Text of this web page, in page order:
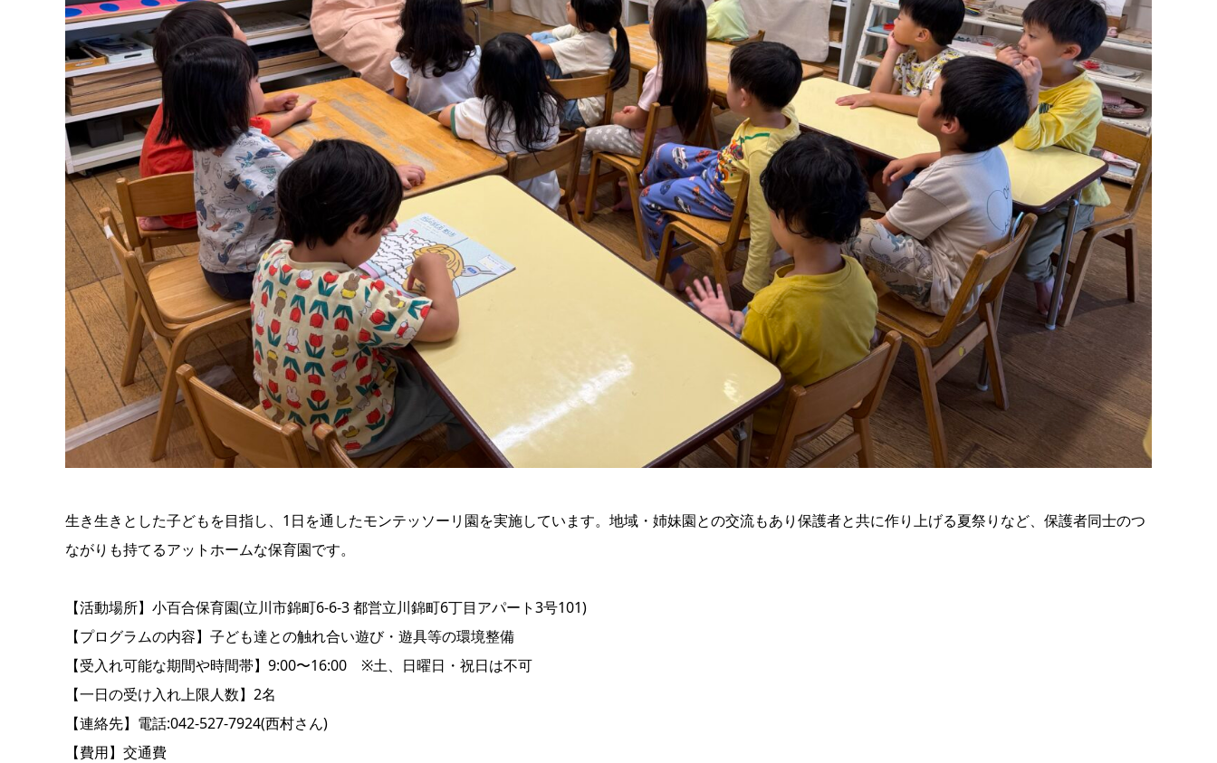
生き生きとした子どもを目指し、1日を通したモンテッソーリ園を実施しています。地域・姉妹園との交流もあり保護者と共に作り上げる夏祭りなど、保護者同士のつ
ながりも持てるアットホームな保育園です。
【活動場所】小百合保育園(立川市錦町6-6-3 都営立川錦町6丁目アパート3号101)
【プログラムの内容】子ども達との触れ合い遊び・遊具等の環境整備
【受入れ可能な期間や時間帯】9:00〜16:00 ※土、日曜日・祝日は不可
【一日の受け入れ上限人数】2名
【連絡先】電話:042-527-7924(西村さん)
【費用】交通費